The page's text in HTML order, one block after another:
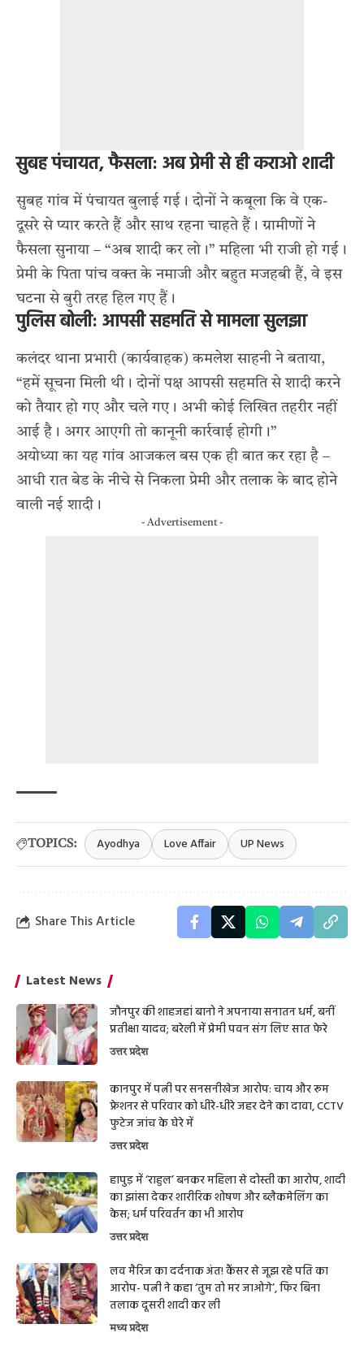
सुबह पंचायत, फैसला: अब प्रेमी से ही कराओ शादी
सुबह गांव में पंचायत बुलाई गई। दोनों ने कबूला कि वे एक-
दूसरे से प्यार करते हैं और साथ रहना चाहते हैं। ग्रामीणों ने
फैसला सुनाया – “अब शादी कर लो।” महिला भी राजी हो गई।
प्रेमी के पिता पांच वक्त के नमाजी और बहुत मजहबी हैं, वे इस
घटना से बुरी तरह हिल गए हैं।
पुलिस बोली: आपसी सहमति से मामला सुलझा
कलंदर थाना प्रभारी (कार्यवाहक) कमलेश साहनी ने बताया,
“हमें सूचना मिली थी। दोनों पक्ष आपसी सहमति से शादी करने
को तैयार हो गए और चले गए। अभी कोई लिखित तहरीर नहीं
आई है। अगर आएगी तो कानूनी कार्रवाई होगी।”
अयोध्या का यह गांव आजकल बस एक ही बात कर रहा है –
आधी रात बेड के नीचे से निकला प्रेमी और तलाक के बाद होने
वाली नई शादी।
- Advertisement -
TOPICS: Ayodhya Love Affair UP News
Share This Article
Latest News
जौनपुर की शाहजहां बानो ने अपनाया सनातन धर्म, बनीं
प्रतीक्षा यादव; बरेली में प्रेमी पवन संग लिए सात फेरे
उत्तर प्रदेश
कानपुर में पत्नी पर सनसनीखेज आरोप: चाय और रूम
फ्रेशनर से परिवार को धीरे-धीरे जहर देने का दावा, CCTV
फुटेज जांच के घेरे में
उत्तर प्रदेश
हापुड़ में ‘राहुल’ बनकर महिला से दोस्ती का आरोप, शादी
का झांसा देकर शारीरिक शोषण और ब्लैकमेलिंग का
केस; धर्म परिवर्तन का भी आरोप
उत्तर प्रदेश
लव मैरिज का दर्दनाक अंत! कैंसर से जूझ रहे पति का
आरोप- पत्नी ने कहा ‘तुम तो मर जाओगे’, फिर बिना
तलाक दूसरी शादी कर ली
मध्य प्रदेश